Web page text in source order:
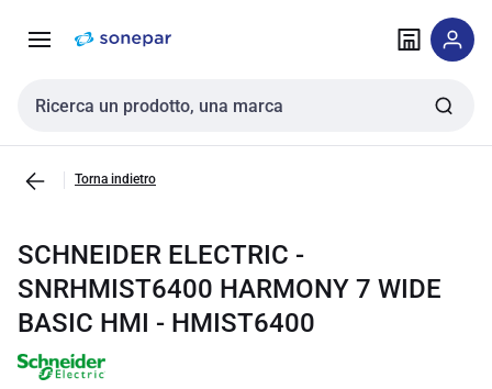
navigazione alla
Cerca input
Torna indietro
SCHNEIDER ELECTRIC -
SNRHMIST6400 HARMONY 7 WIDE
BASIC HMI - HMIST6400